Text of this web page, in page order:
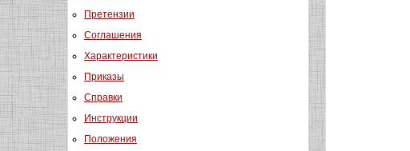
Претензии
Соглашения
Характеристики
Приказы
Справки
Инструкции
Положения